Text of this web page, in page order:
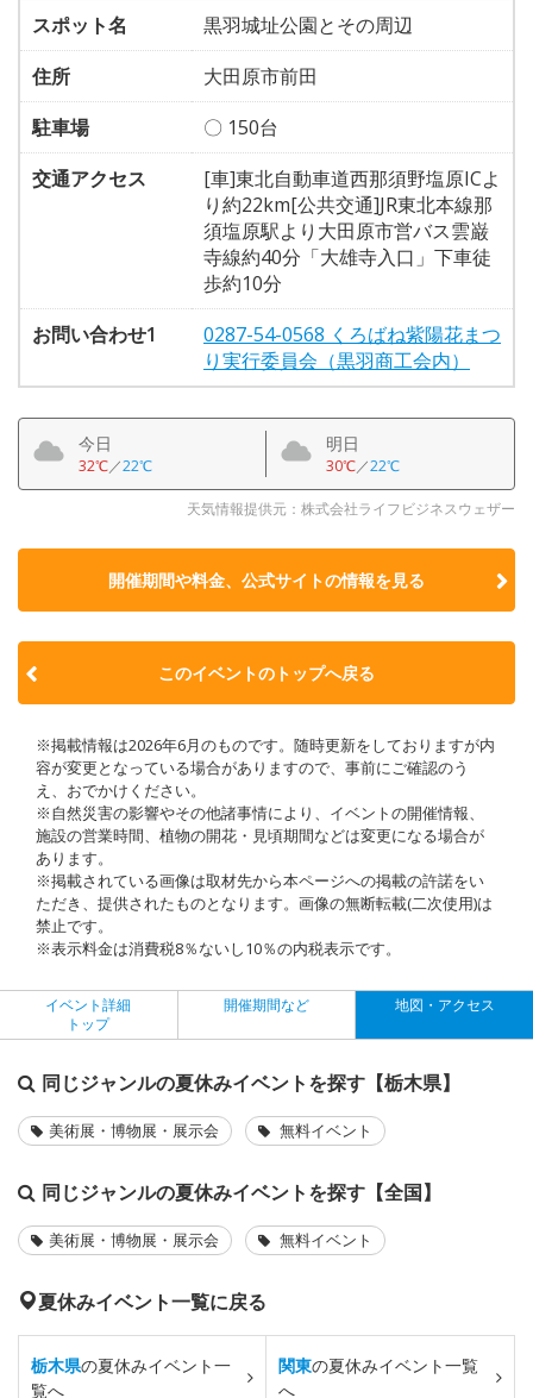
スポット名
黒羽城址公園とその周辺
住所
大田原市前田
駐車場
〇 150台
交通アクセス
[車]東北自動車道西那須野塩原ICよ
り約22km[公共交通]JR東北本線那
須塩原駅より大田原市営バス雲巌
寺線約40分「大雄寺入口」下車徒
歩約10分
お問い合わせ1
0287-54-0568 くろばね紫陽花まつ
り実行委員会（黒羽商工会内）
今日
32℃／22℃
明日
30℃／22℃
天気情報提供元：株式会社ライフビジネスウェザー
開催期間や料金、公式サイトの情報を見る
このイベントのトップへ戻る
※掲載情報は2026年6月のものです。随時更新をしておりますが内
容が変更となっている場合がありますので、事前にご確認のう
え、おでかけください。
※自然災害の影響やその他諸事情により、イベントの開催情報、
施設の営業時間、植物の開花・見頃期間などは変更になる場合が
あります。
※掲載されている画像は取材先から本ページへの掲載の許諾をい
ただき、提供されたものとなります。画像の無断転載(二次使用)は
禁止です。
※表示料金は消費税8％ないし10％の内税表示です。
イベント詳細
トップ
開催期間など 地図・アクセス
同じジャンルの夏休みイベントを探す【栃木県】
美術展・博物展・展示会 無料イベント
同じジャンルの夏休みイベントを探す【全国】
美術展・博物展・展示会 無料イベント
夏休みイベント一覧に戻る
栃木県の夏休みイベント一
覧へ
関東の夏休みイベント一覧
へ